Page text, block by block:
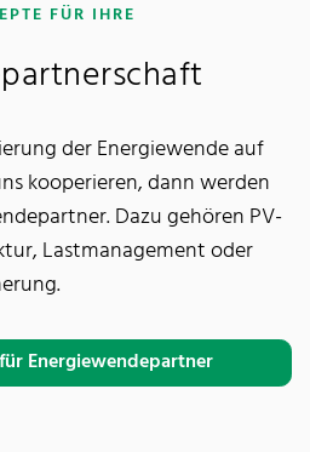
FÜR IHRE
der Energiewende auf
kooperieren, dann werden
Dazu gehören PV-
Lastmanagement oder
Energiewendepartner